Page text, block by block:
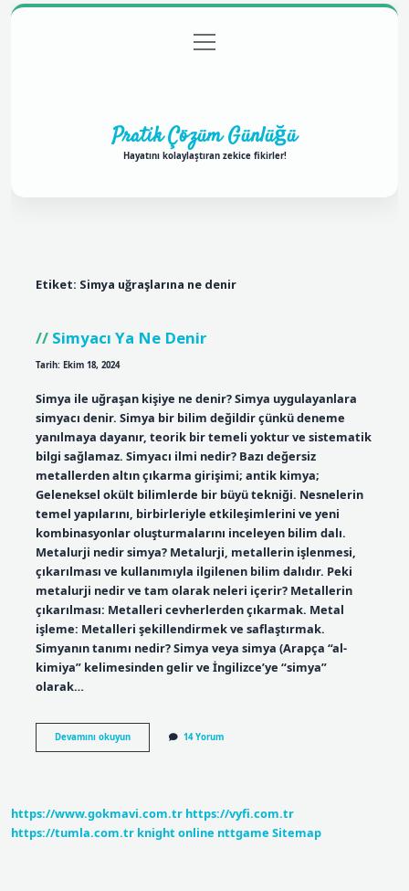
Gizlilik Politikası
menüyü
aç
Pratik Çözüm Günlüğü
Hayatını kolaylaştıran zekice fikirler!
Etiket: Simya uğraşlarına ne denir
Simyacı Ya Ne Denir
Tarih: Ekim 18, 2024
Simya ile uğraşan kişiye ne denir? Simya uygulayanlara
simyacı denir. Simya bir bilim değildir çünkü deneme
yanılmaya dayanır, teorik bir temeli yoktur ve sistematik
bilgi sağlamaz. Simyacı ilmi nedir? Bazı değersiz
metallerden altın çıkarma girişimi; antik kimya;
Geleneksel okült bilimlerde bir büyü tekniği. Nesnelerin
temel yapılarını, birbirleriyle etkileşimlerini ve yeni
kombinasyonlar oluşturmalarını inceleyen bilim dalı.
Metalurji nedir simya? Metalurji, metallerin işlenmesi,
çıkarılması ve kullanımıyla ilgilenen bilim dalıdır. Peki
metalurji nedir ve tam olarak neleri içerir? Metallerin
çıkarılması: Metalleri cevherlerden çıkarmak. Metal
işleme: Metalleri şekillendirmek ve saflaştırmak.
Simyanın tanımı nedir? Simya veya simya (Arapça “al-
kimiya” kelimesinden gelir ve İngilizce’ye “simya”
olarak…
Devamını okuyunSimyacı
Ya
14 Yorum
https://www.gokmavi.com.tr https://vyfi.com.tr
https://tumla.com.tr knight online nttgame Sitemap